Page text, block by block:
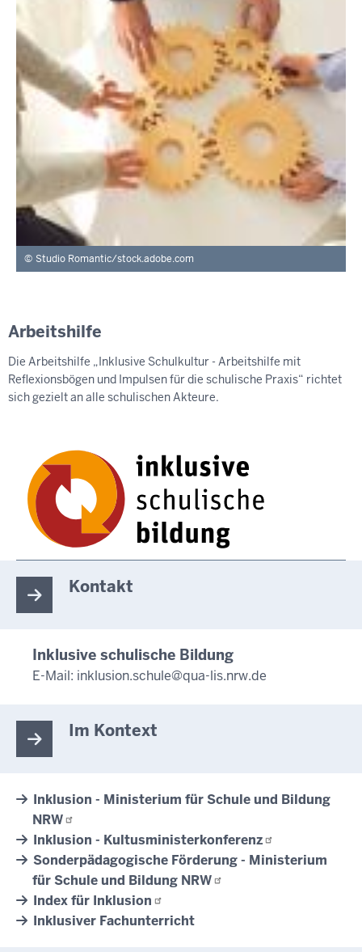
Studio Romantic/stock.adobe.com
Arbeitshilfe
Die Arbeitshilfe „Inklusive Schulkultur - Arbeitshilfe mit
Reflexionsbögen und Impulsen für die schulische Praxis“ richtet
sich gezielt an alle schulischen Akteure.
Kontakt
Inklusive schulische Bildung
E-Mail: inklusion.schule@qua-lis.nrw.de
Im Kontext
Inklusion - Ministerium für Schule und Bildung
NRW
Inklusion - Kultusministerkonferenz
Sonderpädagogische Förderung - Ministerium
für Schule und Bildung NRW
Index für Inklusion
Inklusiver Fachunterricht